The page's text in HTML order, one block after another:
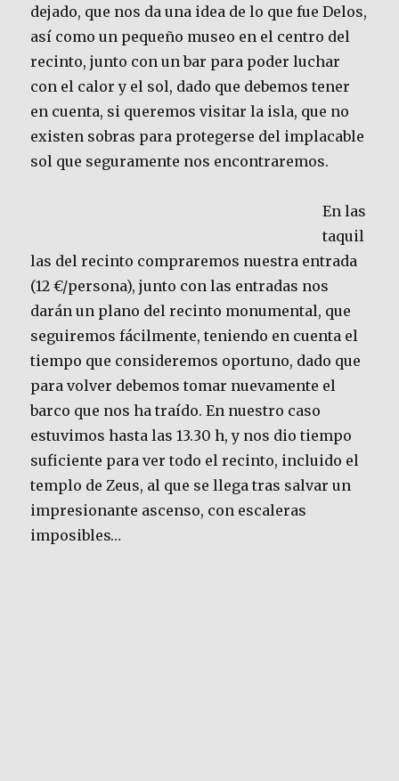
dejado, que nos da una idea de lo que fue Delos,
así como un pequeño museo en el centro del
recinto, junto con un bar para poder luchar
con el calor y el sol, dado que debemos tener
en cuenta, si queremos visitar la isla, que no
existen sobras para protegerse del implacable
sol que seguramente nos encontraremos.
En las
taquil
las del recinto compraremos nuestra entrada
(12 €/persona), junto con las entradas nos
darán un plano del recinto monumental, que
seguiremos fácilmente, teniendo en cuenta el
tiempo que consideremos oportuno, dado que
para volver debemos tomar nuevamente el
barco que nos ha traído. En nuestro caso
estuvimos hasta las 13.30 h, y nos dio tiempo
suficiente para ver todo el recinto, incluido el
templo de Zeus, al que se llega tras salvar un
impresionante ascenso, con escaleras
imposibles…